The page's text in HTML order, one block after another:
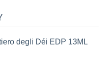
degli Déi EDP 13ML